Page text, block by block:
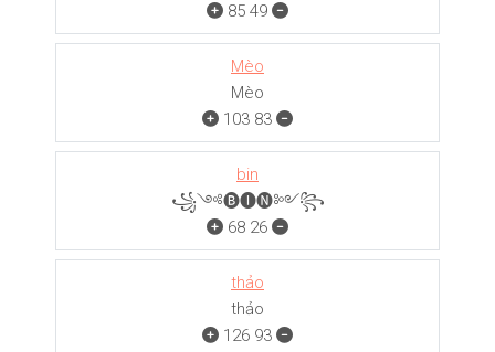
85 49
Mèo
Mèo
103 83
bin
꧁༺🅑🅘🅝༻꧂
68 26
thảo
thảo
126 93